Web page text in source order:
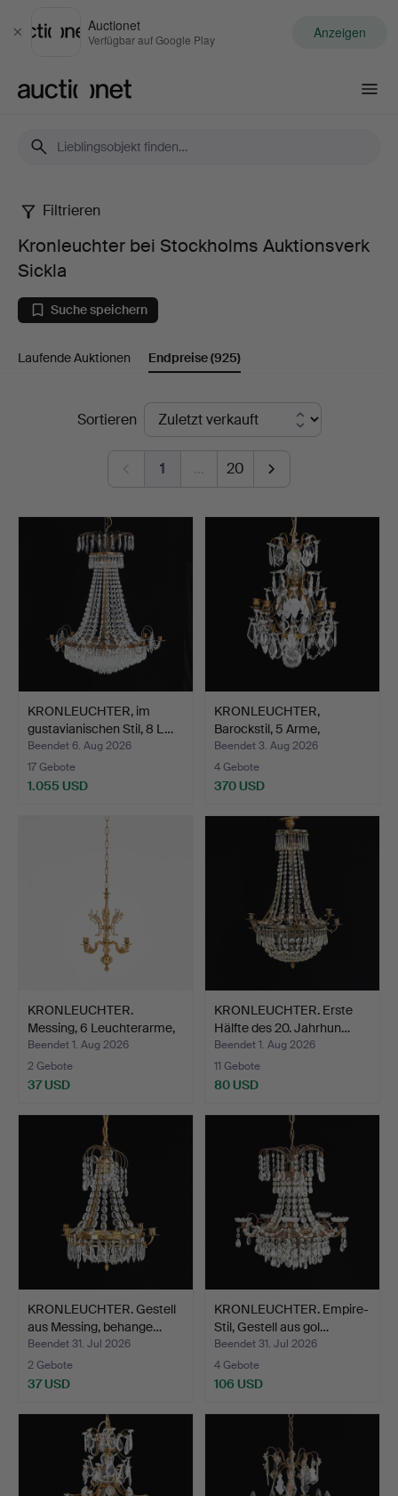
Schließen
Auctionet
Verfügbar auf Google Play Anzeigen
Kronleuchter
bei
Stockholms
Auktionsverk
Filtrieren
Kronleuchter bei Stockholms Auktionsverk
Sickla
Suche speichern
Laufende Auktionen Endpreise(925)
EndpreiseSortieren
1 … 20
KRONLEUCHTER, im
gustavianischen Stil, 8 L…
Beendet 6. Aug 2026
17 Gebote
1.055 USD
KRONLEUCHTER,
Barockstil, 5 Arme,
untersch…
Beendet 3. Aug 2026
4 Gebote
370 USD
KRONLEUCHTER.
Messing, 6 Leuchterarme,
zwe…
Beendet 1. Aug 2026
2 Gebote
37 USD
KRONLEUCHTER. Erste
Hälfte des 20. Jahrhun…
Beendet 1. Aug 2026
11 Gebote
80 USD
KRONLEUCHTER. Gestell
aus Messing, behange…
Beendet 31. Jul 2026
2 Gebote
37 USD
KRONLEUCHTER. Empire-
Stil, Gestell aus gol…
Beendet 31. Jul 2026
4 Gebote
106 USD